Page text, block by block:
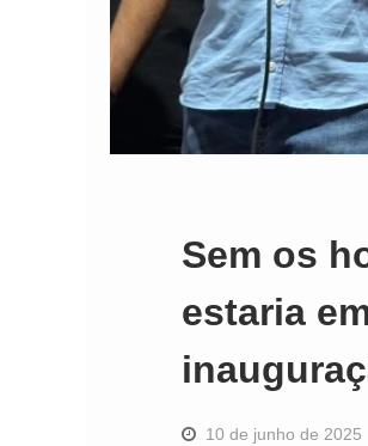
Sem os
estaria
10 de junho de 2025